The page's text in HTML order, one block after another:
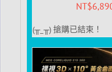
NT$
(╥_╥) 搶購已結束！